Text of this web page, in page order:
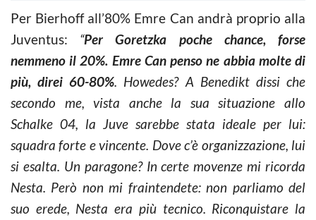
Per Bierhoff all’80% Emre Can andrà proprio alla
Juventus: “Per Goretzka poche chance, forse
nemmeno il 20%. Emre Can penso ne abbia molte di
più, direi 60-80%. Howedes? A Benedikt dissi che
secondo me, vista anche la sua situazione allo
Schalke 04, la Juve sarebbe stata ideale per lui:
squadra forte e vincente. Dove c’è organizzazione, lui
si esalta. Un paragone? In certe movenze mi ricorda
Nesta. Però non mi fraintendete: non parliamo del
suo erede, Nesta era più tecnico. Riconquistare la